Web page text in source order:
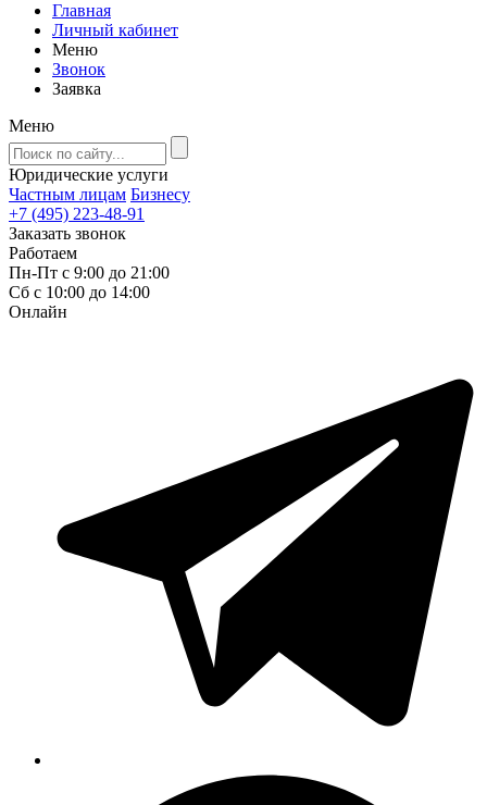
Главная
Личный кабинет
Меню
Звонок
Заявка
Меню
Юридические услуги
Частным лицам Бизнесу
+7 (495) 223-48-91
Заказать звонок
Работаем
Пн-Пт с 9:00 до 21:00
Сб с 10:00 до 14:00
Онлайн